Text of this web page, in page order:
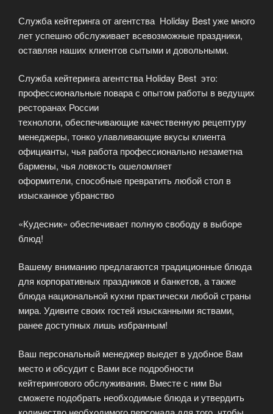
Служба кейтеринга от агентства Holiday Best уже много
лет успешно обслуживает всевозможные праздники,
оставляя наших клиентов сытыми и довольными.
Служба кейтеринга агентства Holiday Best это:
профессиональные повара с опытом работы в ведущих
ресторанах России
технологи, обеспечивающие качественную рецептуру
менеджеры, тонко улавливающие вкусы клиента
официанты, чья работа профессионально незаметна
бармены, чья ловкость ошеломляет
оформители, способные превратить любой стол в
изысканное убранство
«Кудесник» обеспечивает полную свободу в выборе
блюд!
Вашему вниманию предлагаются традиционные блюда
для корпоративных праздников и банкетов, а также
блюда национальной кухни практически любой страны
мира. Удивите своих гостей изысканными яствами,
ранее доступных лишь избранным!
Ваш персональный менеджер выедет в удобное Вам
место и обсудит с Вами все подробности
кейтерингового обслуживания. Вместе с ним Вы
сможете подобрать необходимые блюда и утвердить